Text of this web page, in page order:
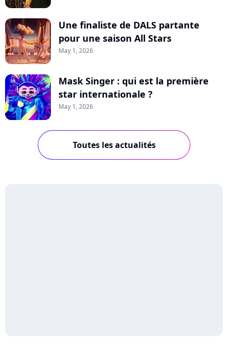
Une finaliste de DALS partante
pour une saison All Stars
May 1, 2026
Mask Singer : qui est la première
star internationale ?
May 1, 2026
Toutes les actualités